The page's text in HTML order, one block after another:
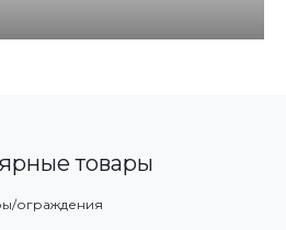
товары
ограждения